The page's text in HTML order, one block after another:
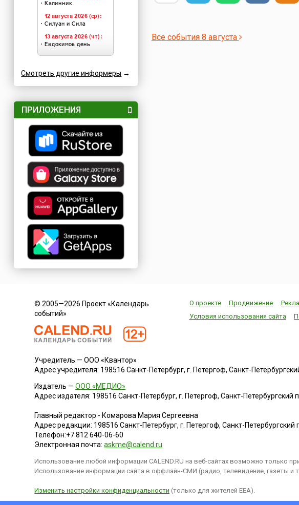
Смотреть другие информеры →
ПРИЛОЖЕНИЯ
Все события 8 августа
© 2005—2026 Проект «Календарь
событий»
О проекте Продвижение
Условия использования сайта
Учредитель — ООО «Квантор»
Адрес учредителя: 198516 Санкт-Петербург, г. Петергоф, Санкт-
Издатель —ООО «МЕДИО»
Адрес издателя: 198516 Санкт-Петербург, г. Петергоф, Санкт-Петербургский
Главный редактор - Комарова Мария Сергеевна
Адрес редакции: 198516 Санкт-Петербург, г. Петергоф,Санкт-Петербургский
Телефон:+7 812 640-06-60
Электронная почта:askme@calend.ru
Использование любой информации CALEND.RU на веб-сайтах возможно только
Использование информации сайта в оффлайн-СМИ (радио, телевидение, газеты и
Изменить настройки конфиденциальности (только для жителей EEA).